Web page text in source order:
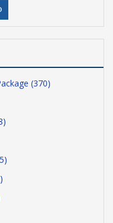
(370)